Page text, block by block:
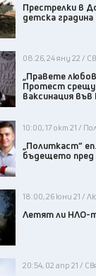
Престрелки в
детска градина
08:26, 24 яну 22 /
„Правете
Протест
ваксинация
10:00, 17 окт 21 /
„Политкаст“
бъдещето пред
18:00, 26 юни 21 /
Летят ли НЛО-
20:54, 02 апр 21 /